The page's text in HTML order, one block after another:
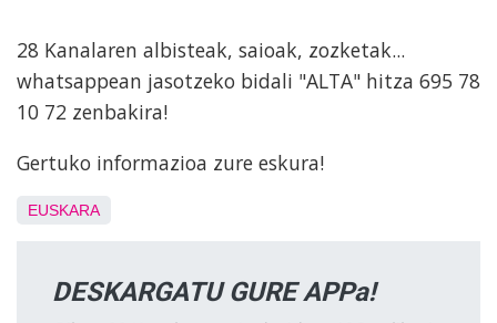
28 Kanalaren albisteak, saioak, zozketak...
whatsappean jasotzeko bidali "ALTA" hitza 695 78
10 72 zenbakira!
Gertuko informazioa zure eskura!
EUSKARA
DESKARGATU GURE APPa!